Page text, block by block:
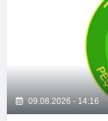
09.08.2026 - 14:16